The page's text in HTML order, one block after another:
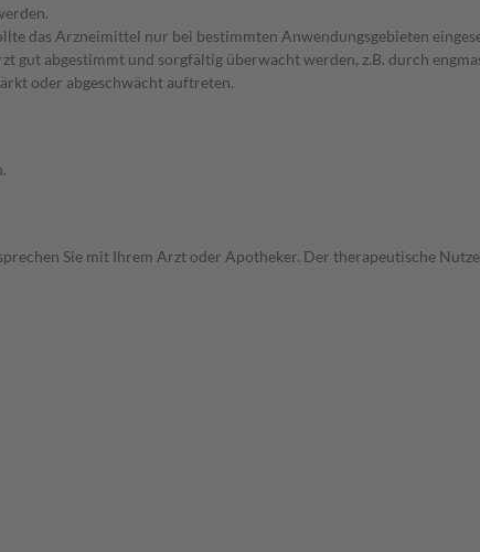
das Arzneimittel nur bei bestimmten Anwendungsgebieten
gut abgestimmt und sorgfältig überwacht werden, z.B. durch
oder abgeschwächt auftreten.
Sie mit Ihrem Arzt oder Apotheker. Der therapeutische